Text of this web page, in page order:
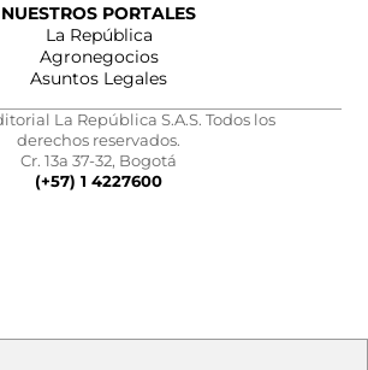
NUESTROS PORTALES
La República
Agronegocios
Asuntos Legales
La República S.A.S. Todos los
derechos reservados.
Cr. 13a 37-32, Bogotá
(+57) 1 4227600